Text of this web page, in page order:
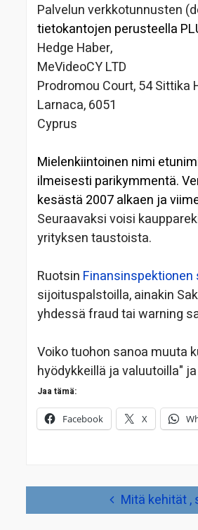
Palvelun verkkotunnusten
tietokantojen perusteella
Hedge Haber,
MeVideoCY LTD
Prodromou Court, 54 Sittika
Larnaca, 6051
Cyprus
Mielenkiintoinen nimi
ilmeisesti parikymmentä.
kesästä 2007 alkaen ja
Seuraavaksi voisi
yrityksen taustoista.
Ruotsin Finansinspektionen
sijoituspalstoilla, ainakin
yhdessä fraud tai warning
Voiko tuohon sanoa muuta
hyödykkeillä ja valuutoilla"
Jaa tämä:
Facebook X
Mitä kehität ,